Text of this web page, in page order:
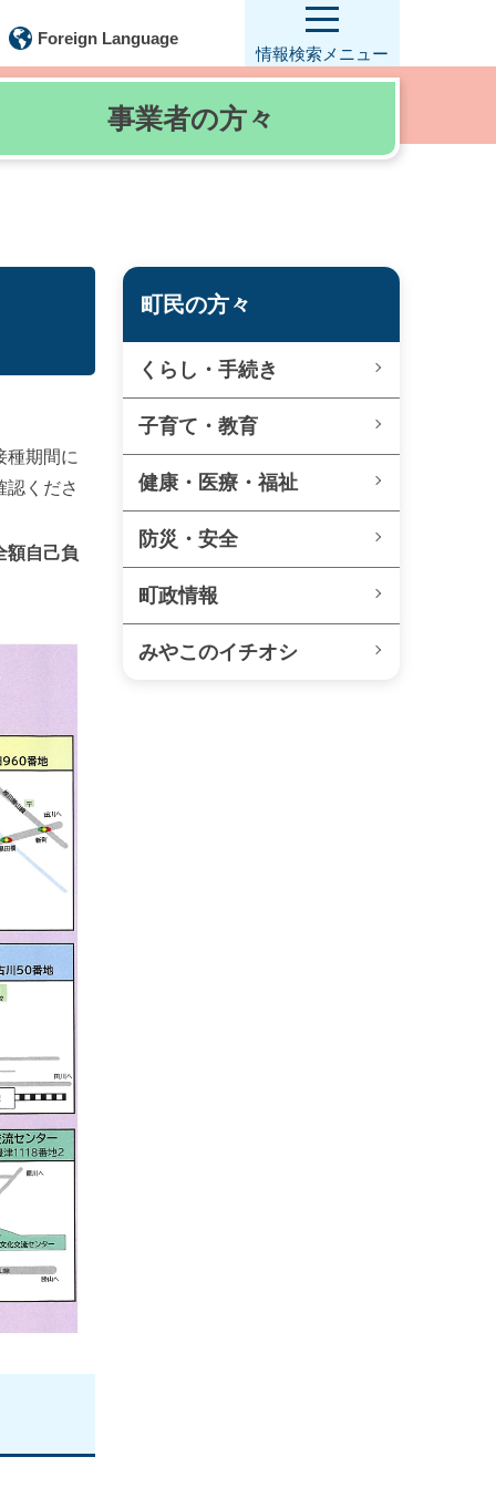
Foreign Language
情報検索 メニュー
事業者の方々
種期間に
認くださ
額自己負
町民の方々
くらし・手続き
子育て・教育
健康・医療・福祉
防災・安全
町政情報
みやこのイチオシ